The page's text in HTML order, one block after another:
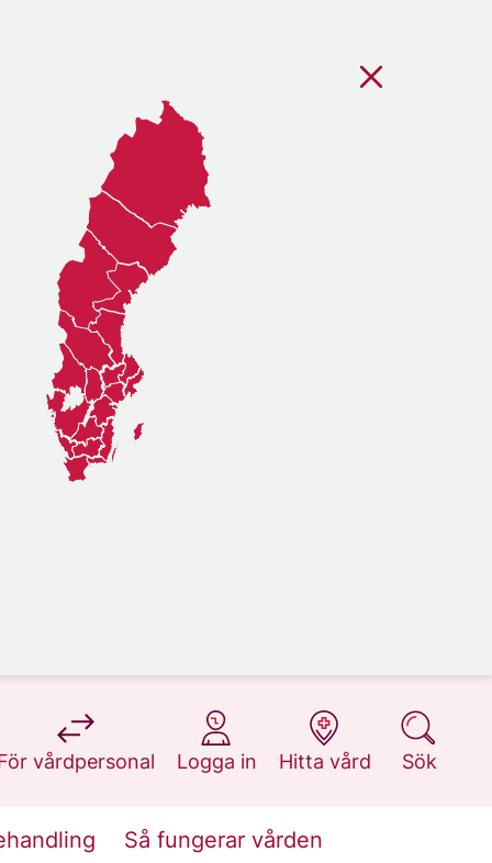
vårdpersonal
på 1177.se
Logga in
på 1177.se
Hitta vård
på 1177.se
Sök
på 1177.se
Så fungerar vården